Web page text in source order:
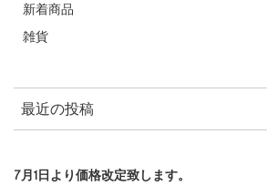
新着商品
雑貨
最近の投稿
7月1日より価格改定致します。